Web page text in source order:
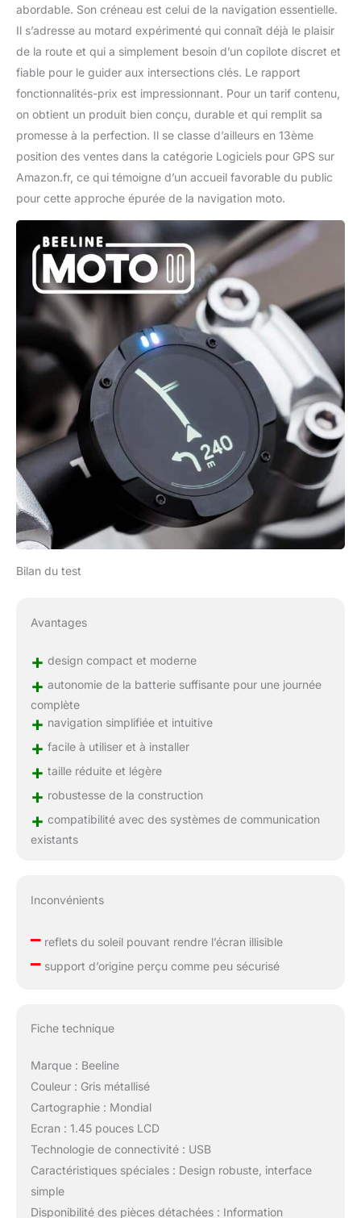
abordable. Son créneau est celui de la navigation essentielle.
Il s’adresse au motard expérimenté qui connaît déjà le plaisir
de la route et qui a simplement besoin d’un copilote discret et
fiable pour le guider aux intersections clés. Le rapport
fonctionnalités-prix est impressionnant. Pour un tarif contenu,
on obtient un produit bien conçu, durable et qui remplit sa
promesse à la perfection. Il se classe d’ailleurs en 13ème
position des ventes dans la catégorie Logiciels pour GPS sur
Amazon.fr, ce qui témoigne d’un accueil favorable du public
pour cette approche épurée de la navigation moto.
Bilan du test
Avantages
+ design compact et moderne
+ autonomie de la batterie suffisante pour une journée
complète
+ navigation simplifiée et intuitive
+ facile à utiliser et à installer
+ taille réduite et légère
+ robustesse de la construction
+ compatibilité avec des systèmes de communication
existants
Inconvénients
–reflets du soleil pouvant rendre l’écran illisible
–support d’origine perçu comme peu sécurisé
Fiche technique
Marque : Beeline
Couleur : Gris métallisé
Cartographie : Mondial
Ecran : 1.45 pouces LCD
Technologie de connectivité : USB
Caractéristiques spéciales : Design robuste, interface
simple
Disponibilité des pièces détachées : Information